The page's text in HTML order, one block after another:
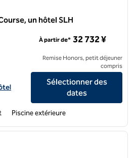
un hôtel SLH
pour le parcours de golf Kawana Hotel
À partir de* 32 732 ¥
Remise Honors, petit déjeuner
compris
Sélectionner des
dates
Piscine extérieure